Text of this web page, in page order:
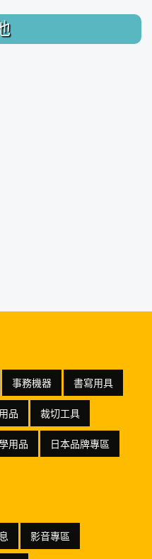
事務機器 書寫用具
品 裁切工具
用品 日本品牌專區
影音專區